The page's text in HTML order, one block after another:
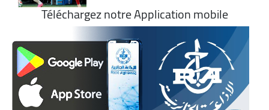
Téléchargez notre Application mobile